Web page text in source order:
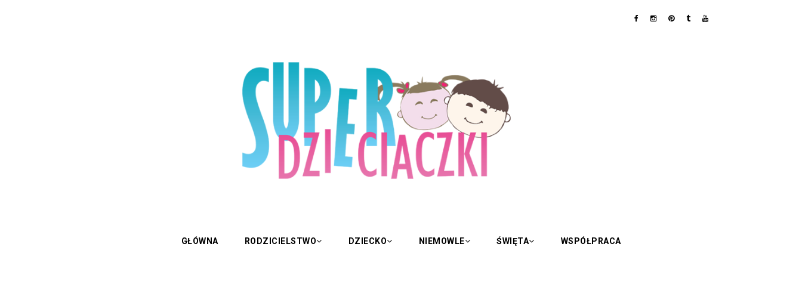
GŁÓWNA RODZICIELSTWO DZIECKO NIEMOWLE ŚWIĘTA WSPÓŁPRACA